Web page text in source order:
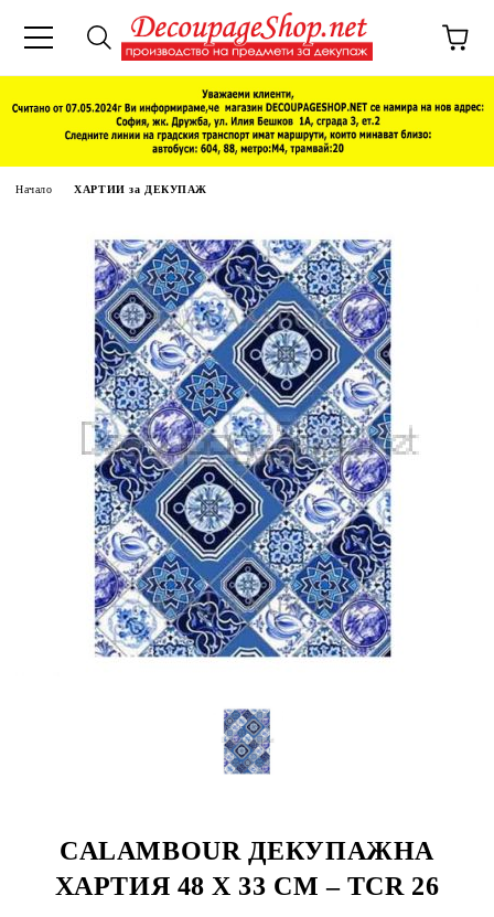
Начало ХАРТИИ за ДЕКУПАЖ
CALAMBOUR ДЕКУПАЖНА
ХАРТИЯ 48 Х 33 СМ – TCR 26